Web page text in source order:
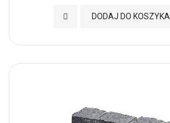
DODAJ DO KOSZYKA
Dodaj do Ulubionych